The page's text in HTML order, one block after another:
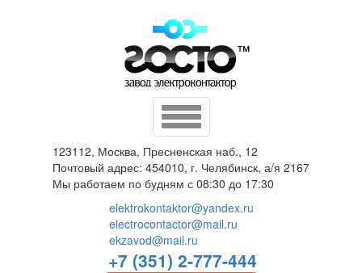
Toggle
navigation
123112, Москва, Пресненская наб., 12
Почтовый адрес: 454010, г. Челябинск, а/я 2167
Мы работаем по будням с 08:30 до 17:30
elektrokontaktor@yandex.ru
electrocontactor@mail.ru
ekzavod@mail.ru
+7 (351) 2-777-444